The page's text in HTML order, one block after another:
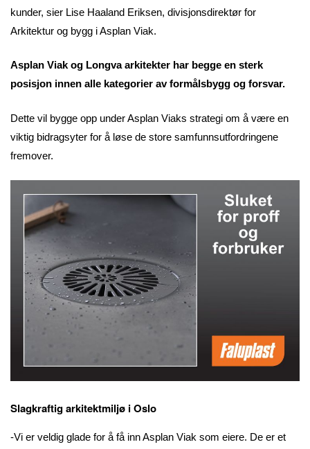
kunder, sier Lise Haaland Eriksen, divisjonsdirektør for
Arkitektur og bygg i Asplan Viak.
Asplan Viak og Longva arkitekter har begge en sterk
posisjon innen alle kategorier av formålsbygg og forsvar.
Dette vil bygge opp under Asplan Viaks strategi om å være en
viktig bidragsyter for å løse de store samfunnsutfordringene
fremover.
Slagkraftig arkitektmiljø i Oslo
-Vi er veldig glade for å få inn Asplan Viak som eiere. De er et